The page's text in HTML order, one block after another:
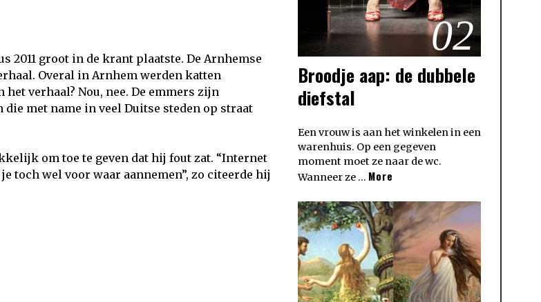
2011 groot in de krant plaatste. De Arnhemse
Overal in Arnhem werden katten
verhaal? Nou, nee. De emmers zijn
met name in veel Duitse steden op straat
om toe te geven dat hij fout zat. “Internet
toch wel voor waar aannemen”, zo citeerde hij
02
Broodje aap: de dubbele
diefstal
Een vrouw is aan het winkelen in een
warenhuis. Op een gegeven
moment moet ze naar de wc.
Wanneer ze … More